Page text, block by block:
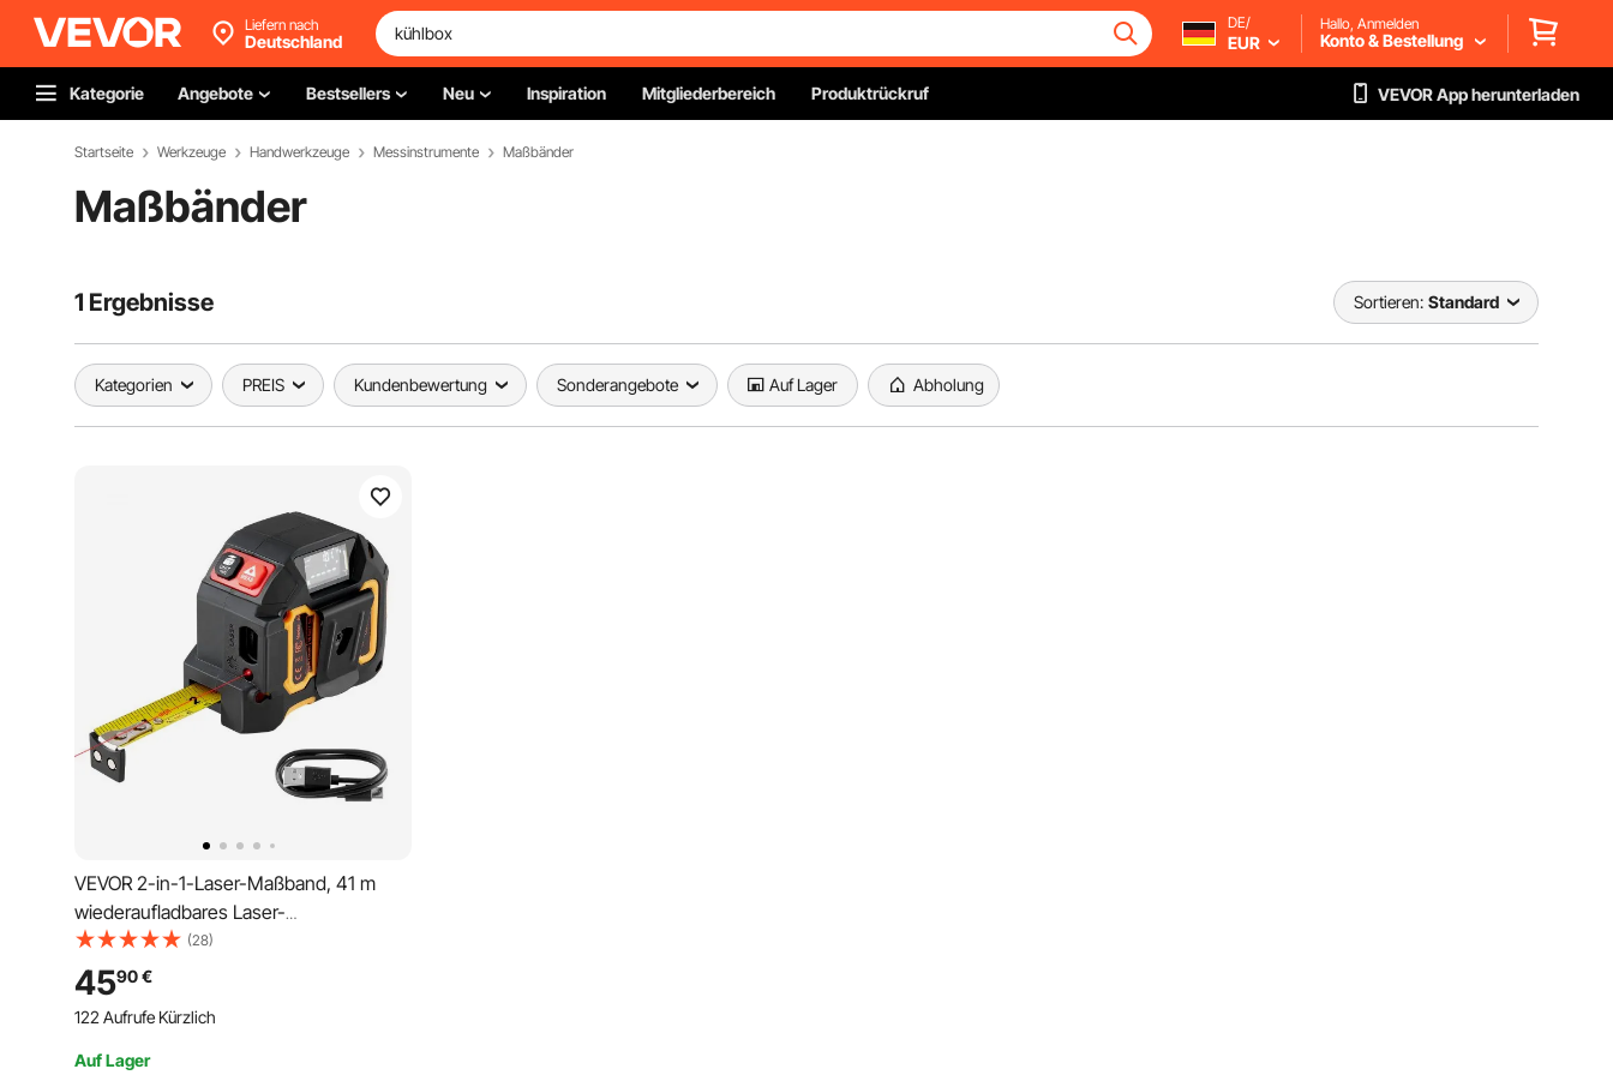
Liefern nach
Deutschland
DE/
EUR
Hallo, Anmelden
Konto & Bestellung
Kategorie Angebote Bestsellers Neu Inspiration Mitgliederbereich Produktrückruf VEVOR App herunterladen
Startseite Werkzeuge Handwerkzeuge Messinstrumente Maßbänder
Maßbänder
1 Ergebnisse Sortieren: Standard
Kategorien PREIS Kundenbewertung Sonderangebote Auf Lager Abholung
VEVOR 2-in-1-Laser-Maßband, 41 m
wiederaufladbares Laser-
Messwerkzeug & 4,8 m Bandmaß mit
Magnet, Rollmaßband 4 Modi – Länge,
Fläche, Volumen, kontinuierlich,
ft/in/m/ft+in-Einheit
(28)
4590€
122 Aufrufe Kürzlich
Auf Lager